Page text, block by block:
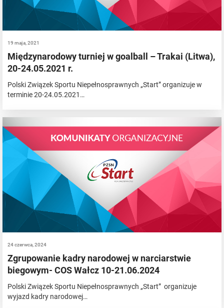
19 maja, 2021
Międzynarodowy turniej w goalball – Trakai (Litwa),
20-24.05.2021 r.
Polski Związek Sportu Niepełnosprawnych „Start” organizuje w
terminie 20-24.05.2021…
24 czerwca, 2024
Zgrupowanie kadry narodowej w narciarstwie
biegowym- COS Wałcz 10-21.06.2024
Polski Związek Sportu Niepełnosprawnych „Start” organizuje
wyjazd kadry narodowej…